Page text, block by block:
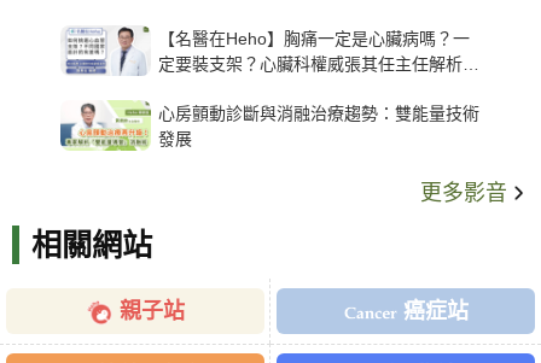
【名醫在Heho】胸痛一定是心臟病嗎？一
定要裝支架？心臟科權威張其任主任解析支
心房顫動診斷與消融治療趨勢：雙能量技術
發展
更多影音
相關網站
親子站 癌症站